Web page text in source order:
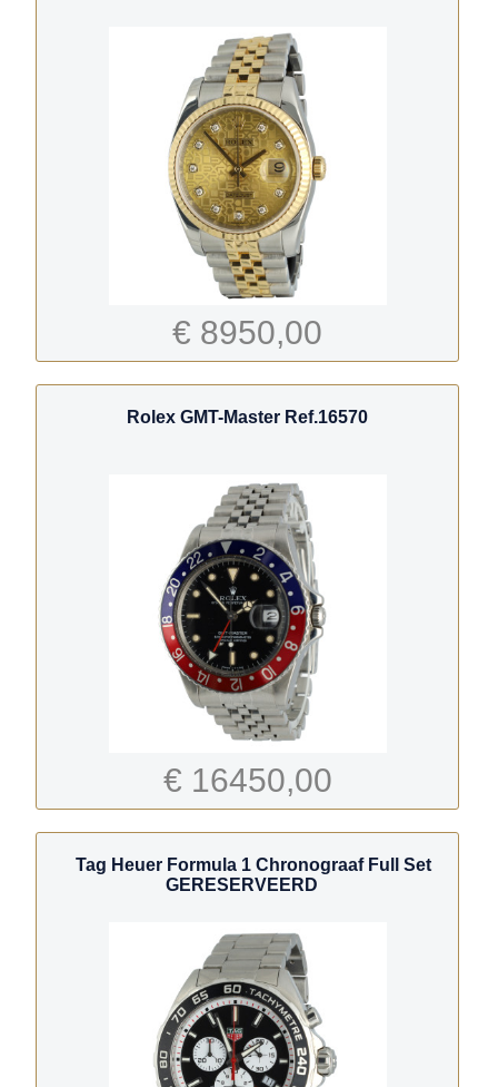
€ 8950,00
Rolex GMT-Master Ref.16570
€ 16450,00
Tag Heuer Formula 1 Chronograaf Full Set
GERESERVEERD